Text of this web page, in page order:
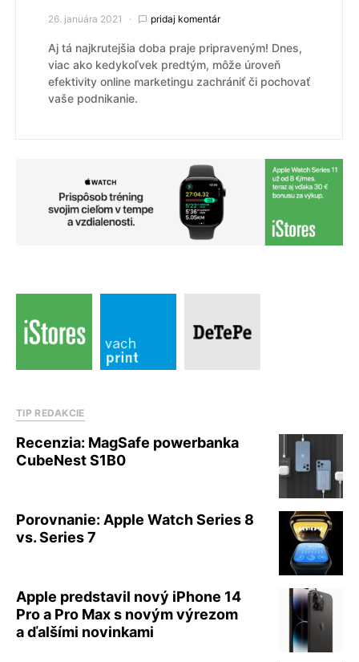
26. januára 2021 pridaj komentár
Aj tá najkrutejšia doba praje pripraveným! Dnes,
viac ako kedykoľvek predtým, môže úroveň
efektivity online marketingu zachrániť či pochovať
vaše podnikanie.
TIP REDAKCIE
Recenzia: MagSafe powerbanka
CubeNest S1B0
Porovnanie: Apple Watch Series 8
vs. Series 7
Apple predstavil nový iPhone 14
Pro a Pro Max s novým výrezom
a ďalšími novinkami